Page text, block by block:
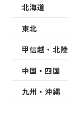
北海道
東北
甲信越・北陸
中国・四国
九州・沖縄